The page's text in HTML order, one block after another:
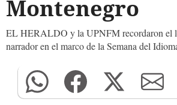
Montenegro
EL HERALDO y la UPNFM recordaron el
narrador en el marco de la Semana del